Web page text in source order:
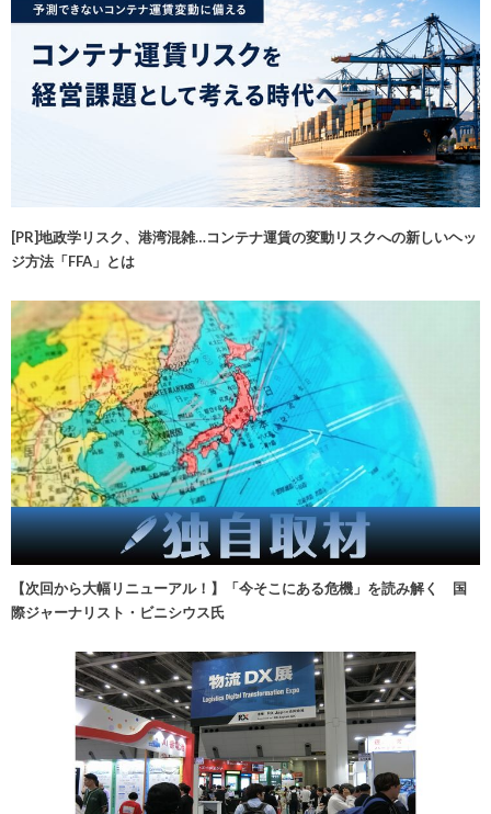
[PR]地政学リスク、港湾混雑…コンテナ運賃の変動リスクへの新しいヘッ
ジ方法「FFA」とは
【次回から大幅リニューアル！】「今そこにある危機」を読み解く 国
際ジャーナリスト・ビニシウス氏